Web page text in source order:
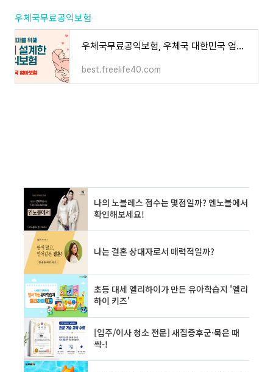
우체국무료공익보험
우체국무료공익보험, 우체국 대한민국 엄마보험 정리 추천
best.freelife40.com